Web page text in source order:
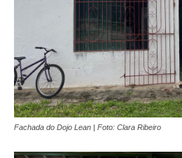
Fachada do Dojo Lean | Foto: Clara Ribeiro